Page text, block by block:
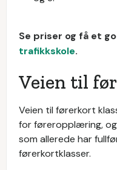
Se priser og få et
trafikkskole.
Veien til
Veien til førerkort
for føreropplæring,
som allerede har
førerkortklasser.